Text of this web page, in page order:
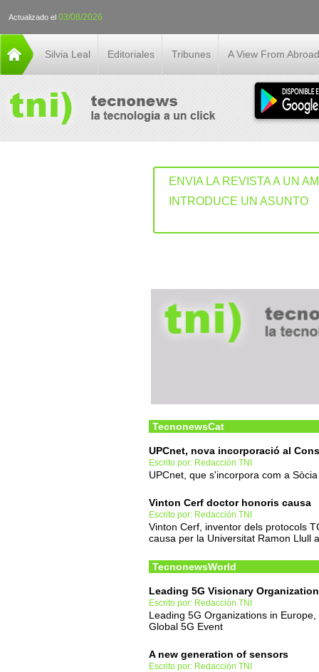
Actualizado el 03/08/2026
Silvia Leal Editoriales Tribunes A View From Abroad
ENVIA LA REVISTA A UN
INTRODUCE UN ASUNTO
TecnonewsCat
UPCnet, nova incorporació al
Escrito por: Redacción TNI
UPCnet, que s'incorpora com a
Vinton Cerf doctor honoris causa
Escrito por: Redacción TNI
Vinton Cerf, inventor dels protocols
causa per la Universitat Ramon Llull
TecnonewsWorld
Leading 5G Visionary
Escrito por: Redacción TNI
Leading 5G Organizations in
Global 5G Event
A new generation of sensors
Escrito por: Redacción TNI